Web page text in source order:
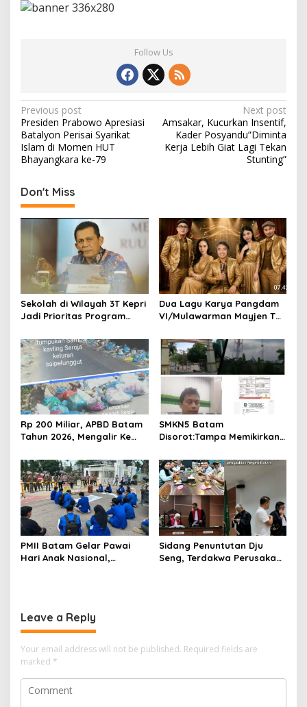
Follow Us
P
o
s
n
a
v
g
a
t
i
o
n
Previous post
Presiden Prabowo Apresiasi
Batalyon Perisai Syarikat
Islam di Momen HUT
Bhayangkara ke-79
Next post
Amsakar, Kucurkan Insentif,
Kader Posyandu”Diminta
Kerja Lebih Giat Lagi Tekan
Stunting”
Don't Miss
Sekolah di Wilayah 3T Kepri
Jadi Prioritas Program
2026
Dua Lagu Karya Pangdam
VI/Mulawarman Mayjen TNI
Singing Competition HUT
Ke-81 RI
Rp 200 Miliar, APBD Batam
Tahun 2026, Mengalir Ke
Batam, Belum Berhasil
Bereskan Sampah
SMKN5 Batam
Disorot:Tampa Memikirkan
Lingkungan, Gubernur
Kepri, Ansar Ahmad
Komersilkan Lahan Sekolah
Untuk Pendirian Tower
PMII Batam Gelar Pawai
Hari Anak Nasional,
Sidang Penuntutan Dju
Seng, Terdakwa Perusakan
Leave a Reply
Your email address will not be published. Required fields are
marked *